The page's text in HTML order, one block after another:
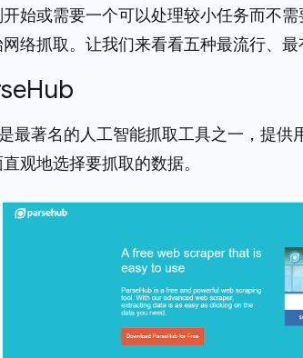
始或需要一个可以处理较小任务而不
络抓取。让我们来看看五种最流行、最
最著名的人工智能抓取工具之一，提
观地选择要抓取的数据。